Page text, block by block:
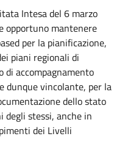
Intesa del 6 marzo
opportuno mantenere
per la pianificazione,
piani regionali di
di accompagnamento
dunque vincolante, per la
dello stato
degli stessi, anche in
dei Livelli